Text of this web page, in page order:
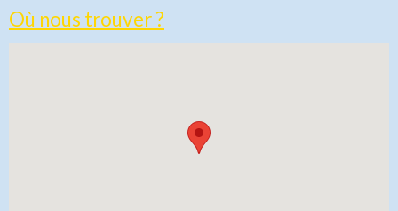
Où nous trouver ?